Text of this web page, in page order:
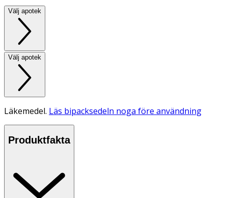
Välj apotek
Välj apotek
Läkemedel. Läs bipacksedeln noga före användning
Produktfakta